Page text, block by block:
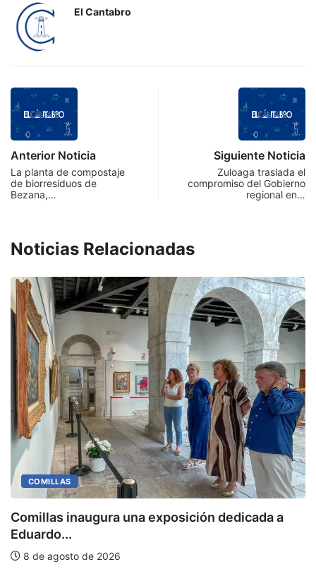
El Cantabro
Anterior Noticia
La planta de compostaje
de biorresiduos de
Bezana,…
Siguiente Noticia
Zuloaga traslada el
compromiso del Gobierno
regional en…
Noticias Relacionadas
COMILLAS
Comillas inaugura una exposición dedicada a
Eduardo...
8 de agosto de 2026